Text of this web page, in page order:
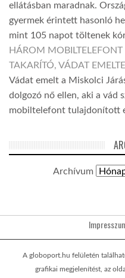
ellátásban maradnak.
gyermek érintett hasonló
mint 105 napot töltenek
HÁROM MOBILTELEFONT
TAKARÍTÓ, VÁDAT
Vádat emelt a Miskolci
dolgozó nő ellen, aki a vád
mobiltelefont tulajdonított
Archívum
A globoport.hu felületén
grafikai megjelenítést, az